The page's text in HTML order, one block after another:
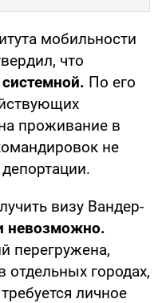
мобильности
что
По его
проживание в
не
визу Вандер-
невозможно.
перегружена,
отдельных городах,
личное